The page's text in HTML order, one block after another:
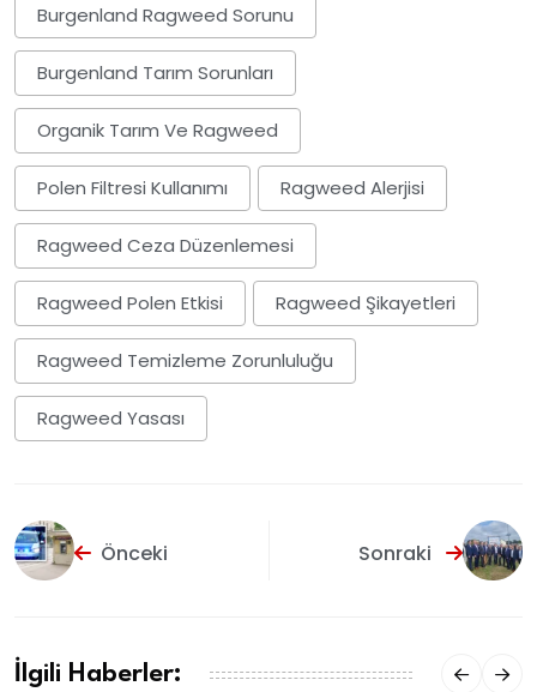
Burgenland Ragweed Sorunu
Burgenland Tarım Sorunları
Organik Tarım Ve Ragweed
Polen Filtresi Kullanımı Ragweed Alerjisi
Ragweed Ceza Düzenlemesi
Ragweed Polen Etkisi Ragweed Şikayetleri
Ragweed Temizleme Zorunluluğu
Ragweed Yasası
Önceki Sonraki
İlgili Haberler: